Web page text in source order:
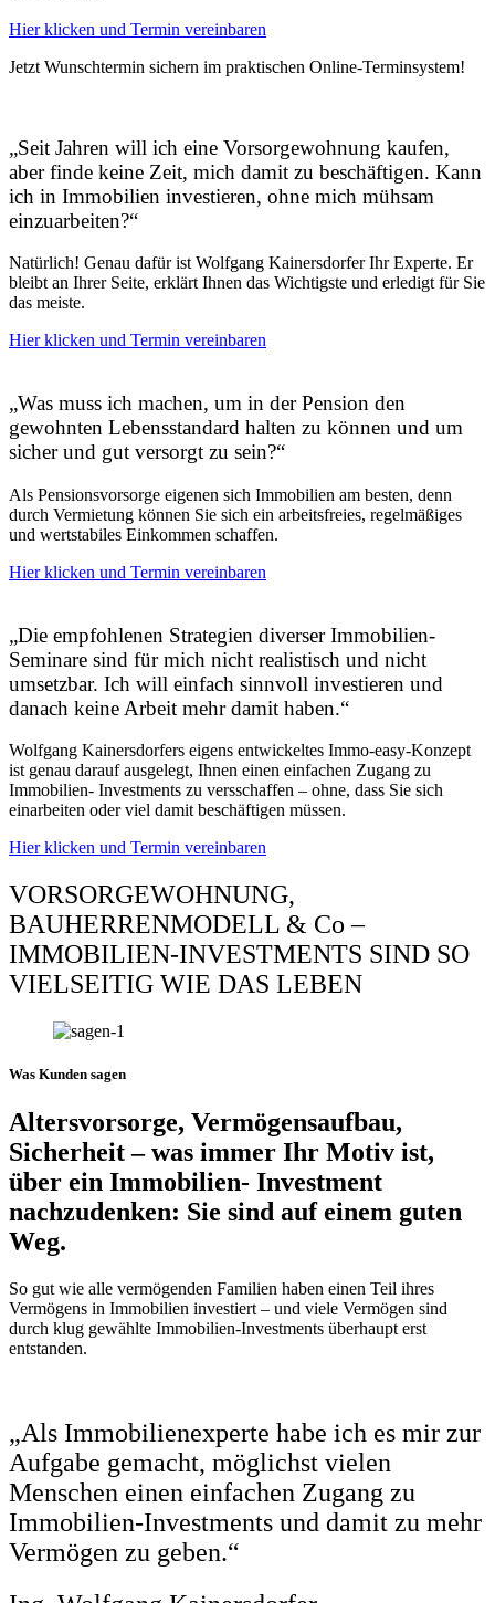
Hier klicken und Termin vereinbaren
Jetzt Wunschtermin sichern im praktischen Online-Terminsystem!
„Seit Jahren will ich eine Vorsorgewohnung kaufen,
aber finde keine Zeit, mich damit zu beschäftigen. Kann
ich in Immobilien investieren, ohne mich mühsam
einzuarbeiten?“
Natürlich! Genau dafür ist Wolfgang Kainersdorfer Ihr Experte. Er
bleibt an Ihrer Seite, erklärt Ihnen das Wichtigste und erledigt für Sie
das meiste.
Hier klicken und Termin vereinbaren
„Was muss ich machen, um in der Pension den
gewohnten Lebensstandard halten zu können und um
sicher und gut versorgt zu sein?“
Als Pensionsvorsorge eigenen sich Immobilien am besten, denn
durch Vermietung können Sie sich ein arbeitsfreies, regelmäßiges
und wertstabiles Einkommen schaffen.
Hier klicken und Termin vereinbaren
„Die empfohlenen Strategien diverser Immobilien-
Seminare sind für mich nicht realistisch und nicht
umsetzbar. Ich will einfach sinnvoll investieren und
danach keine Arbeit mehr damit haben.“
Wolfgang Kainersdorfers eigens entwickeltes Immo-easy-Konzept
ist genau darauf ausgelegt, Ihnen einen einfachen Zugang zu
Immobilien- Investments zu versschaffen – ohne, dass Sie sich
einarbeiten oder viel damit beschäftigen müssen.
Hier klicken und Termin vereinbaren
VORSORGEWOHNUNG,
BAUHERRENMODELL & Co –
IMMOBILIEN-INVESTMENTS SIND SO
VIELSEITIG WIE DAS LEBEN
Was Kunden sagen
Altersvorsorge, Vermögensaufbau,
Sicherheit – was immer Ihr Motiv ist,
über ein Immobilien- Investment
nachzudenken: Sie sind auf einem guten
Weg.
So gut wie alle vermögenden Familien haben einen Teil ihres
Vermögens in Immobilien investiert – und viele Vermögen sind
durch klug gewählte Immobilien-Investments überhaupt erst
entstanden.
„Als Immobilienexperte habe ich es mir zur
Aufgabe gemacht, möglichst vielen
Menschen einen einfachen Zugang zu
Immobilien-Investments und damit zu mehr
Vermögen zu geben.“